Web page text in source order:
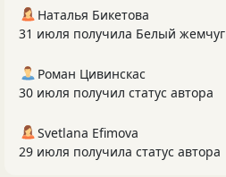
Наталья Бикетова
31 июля получила Белый жемчуг
Роман Цивинскас
30 июля получил статус автора
Svetlana Efimova
29 июля получила статус автора